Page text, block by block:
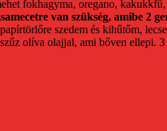
fokhagyma, oregano,
van szükség, amibe 2
szedem és kihűtőm,
olíva olajjal, ami bőven ellepi. 3